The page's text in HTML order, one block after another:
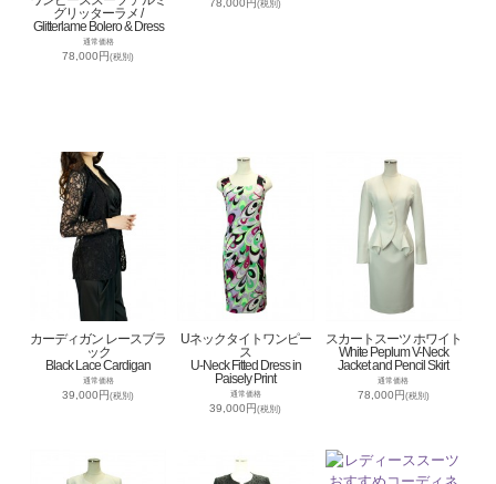
グリッターラメ /
Glitterlame Bolero & Dress
通常価格
78,000円(税別)
78,000円(税別)
カーディガン レースブラ
ック
Black Lace Cardigan
通常価格
39,000円(税別)
Uネックタイトワンピー
ス
U-Neck Fitted Dress in
Paisely Print
通常価格
39,000円(税別)
スカートスーツ ホワイト
White Peplum V-Neck
Jacket and Pencil Skirt
通常価格
78,000円(税別)